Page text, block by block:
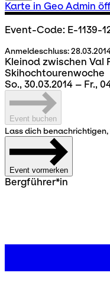
Karte in Geo Admin
Event-Code: E-1139-
Anmeldeschluss:
Kleinod zwischen Val
Skihochtourenwoche
So., 30.03.2014 – Fr.,
Event buchen
Lass dich
Event vormerken
Bergführer*in